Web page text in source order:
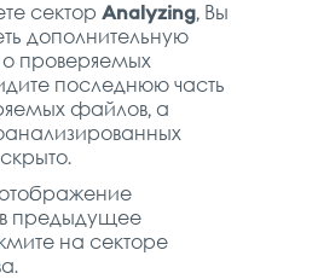
секторAnalyzing, Вы
дополнительную
проверяемых
последнюю часть
файлов, а
предыдущее
на секторе